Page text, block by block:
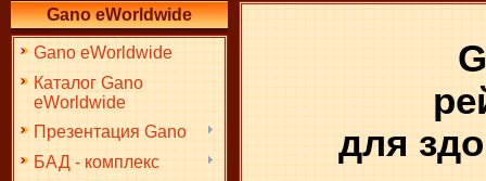
Gano eWorldwide
Gano eWorldwide
Каталог Gano
eWorldwide
Презентация Gano
БАД - комплекс
для